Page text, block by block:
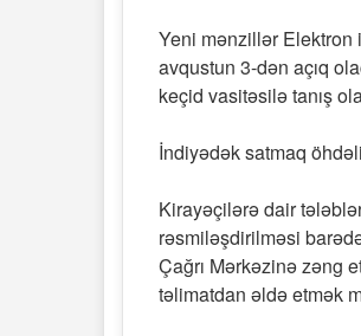
Yeni mənzillər Elektron
avqustun 3-dən açıq
keçid vasitəsilə tanış
İndiyədək satmaq
Kirayəçilərə dair
rəsmiləşdirilməsi
Çağrı Mərkəzinə zəng
təlimatdan əldə etmək